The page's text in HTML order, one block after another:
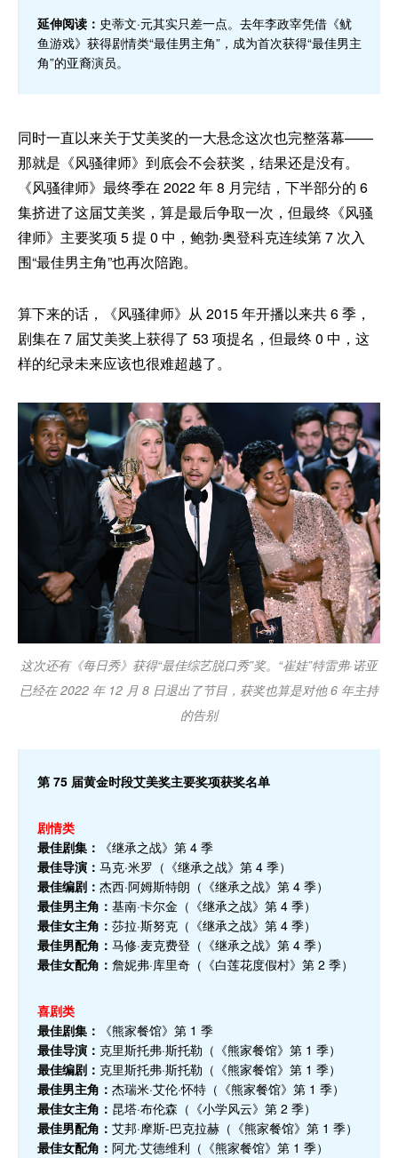
延伸阅读： 史蒂文·元其实只差一点。去年李政宰凭借《鱿
鱼游戏》获得剧情类“最佳男主角”，成为首次获得“最佳男主
角”的亚裔演员。
同时一直以来关于艾美奖的一大悬念这次也完整落幕——
那就是《风骚律师》到底会不会获奖，结果还是没有。
《风骚律师》最终季在 2022 年 8 月完结，下半部分的 6
集挤进了这届艾美奖，算是最后争取一次，但最终《风骚
律师》主要奖项 5 提 0 中，鲍勃·奥登科克连续第 7 次入
围“最佳男主角”也再次陪跑。
算下来的话，《风骚律师》从 2015 年开播以来共 6 季，
剧集在 7 届艾美奖上获得了 53 项提名，但最终 0 中，这
样的纪录未来应该也很难超越了。
这次还有《每日秀》获得“最佳综艺脱口秀”奖。“崔娃”特雷弗·诺亚
已经在 2022 年 12 月 8 日退出了节目，获奖也算是对他 6 年主持
的告别
第 75 届黄金时段艾美奖主要奖项获奖名单
剧情类
最佳剧集：
《继承之战》第 4 季
最佳导演： 马克·米罗（《继承之战》第 4 季）
最佳编剧： 杰西·阿姆斯特朗（《继承之战》第 4 季）
最佳男主角： 基南·卡尔金（《继承之战》第 4 季）
最佳女主角： 莎拉·斯努克（《继承之战》第 4 季）
最佳男配角： 马修·麦克费登（《继承之战》第 4 季）
最佳女配角： 詹妮弗·库里奇（《白莲花度假村》第 2 季）
喜剧类
最佳剧集：
《熊家餐馆》第 1 季
最佳导演： 克里斯托弗·斯托勒（《熊家餐馆》第 1 季）
最佳编剧： 克里斯托弗·斯托勒（《熊家餐馆》第 1 季）
最佳男主角： 杰瑞米·艾伦·怀特（《熊家餐馆》第 1 季）
最佳女主角： 昆塔·布伦森（《小学风云》第 2 季）
最佳男配角： 艾邦·摩斯-巴克拉赫（《熊家餐馆》第 1 季）
最佳女配角： 阿尤·艾德维利（《熊家餐馆》第 1 季）